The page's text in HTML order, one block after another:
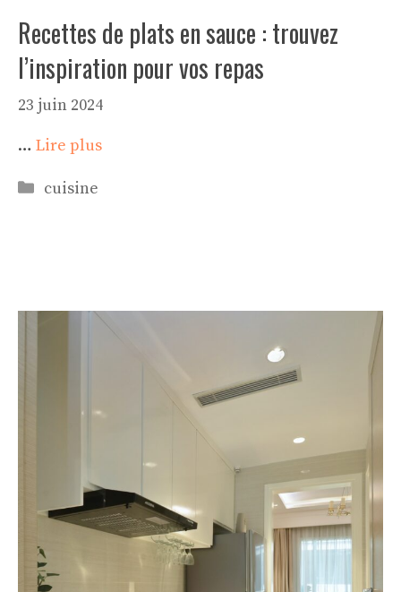
Recettes de plats en sauce : trouvez
l’inspiration pour vos repas
23 juin 2024
… Lire plus
Catégories
cuisine